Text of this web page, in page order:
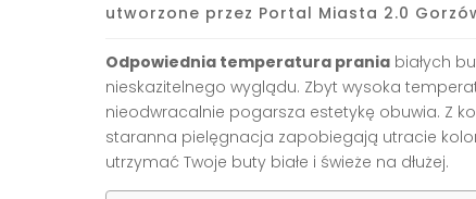
utworzone przez Portal Miasta 2.0
Odpowiednia temperatura prania białych
nieskazitelnego wyglądu. Zbyt wysoka
nieodwracalnie pogarsza estetykę obuwia. Z
staranna pielęgnacja zapobiegają utracie
utrzymać Twoje buty białe i świeże na dłużej.